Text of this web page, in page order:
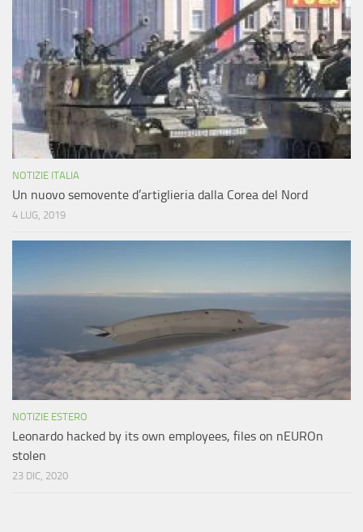
NOTIZIE ITALIA
Un nuovo semovente d’artiglieria dalla Corea del Nord
4 LUG, 2019
NOTIZIE ESTERO
Leonardo hacked by its own employees, files on nEUROn
stolen
23 DIC, 2020